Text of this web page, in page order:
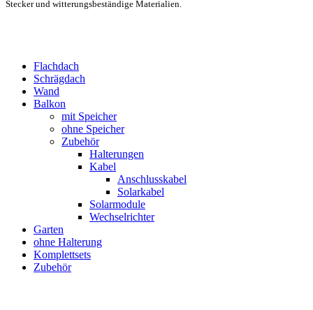
Stecker und witterungsbeständige Materialien.
Flachdach
Schrägdach
Wand
Balkon
mit Speicher
ohne Speicher
Zubehör
Halterungen
Kabel
Anschlusskabel
Solarkabel
Solarmodule
Wechselrichter
Garten
ohne Halterung
Komplettsets
Zubehör